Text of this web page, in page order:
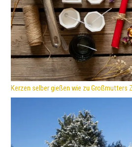
Kerzen selber gießen wie zu Großmutters